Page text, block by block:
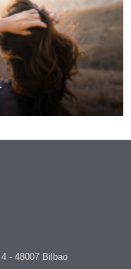
- 48007 Bilbao